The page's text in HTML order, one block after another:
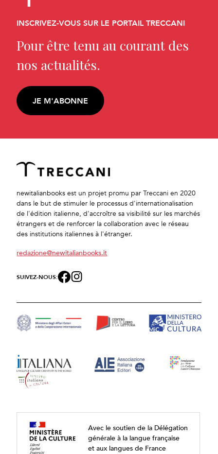
INSCRIVEZ-VOUS SUR LE PORTAIL TRECCANI
Pour être tenu au courant des
nos actualités.
JE M'ABONNE
newitalianbooks est un projet promu par Treccani en 2020
dans le but de stimuler le processus d'internationalisation
de l'édition italienne, d'accroître sa visibilité sur les marchés
étrangers et de renforcer la collaboration avec le réseau
des institutions italiennes à l'étranger.
redazione@newitalianbooks.it
SUIVEZ-NOUS:
Avec le soutien de la Délégation
générale à la langue française
et aux langues de France